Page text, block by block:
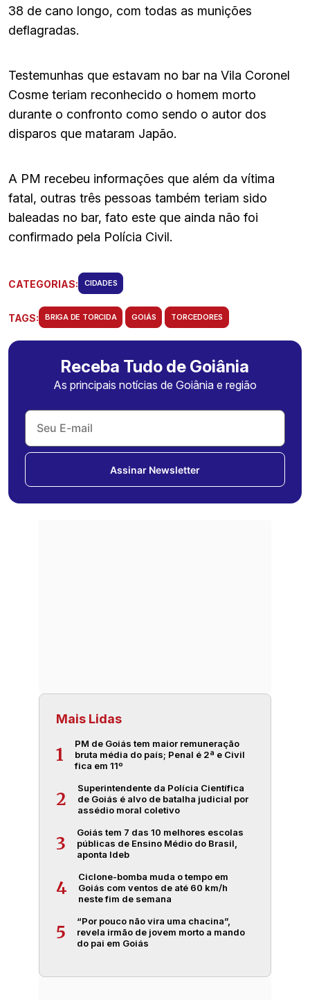
38 de cano longo, com todas as munições
deflagradas.
Testemunhas que estavam no bar na Vila Coronel
Cosme teriam reconhecido o homem morto
durante o confronto como sendo o autor dos
disparos que mataram Japão.
A PM recebeu informações que além da vítima
fatal, outras três pessoas também teriam sido
baleadas no bar, fato este que ainda não foi
confirmado pela Polícia Civil.
CATEGORIAS: CIDADES
TAGS: BRIGA DE TORCIDA GOIÁS TORCEDORES
Receba Tudo de Goiânia
As principais notícias de Goiânia e região
Assinar Newsletter
Mais Lidas
1
PM de Goiás tem maior remuneração
bruta média do país; Penal é 2ª e Civil
fica em 11º
2
Superintendente da Polícia Científica
de Goiás é alvo de batalha judicial por
assédio moral coletivo
3
Goiás tem 7 das 10 melhores escolas
públicas de Ensino Médio do Brasil,
aponta Ideb
4
Ciclone-bomba muda o tempo em
Goiás com ventos de até 60 km/h
neste fim de semana
5
“Por pouco não vira uma chacina”,
revela irmão de jovem morto a mando
do pai em Goiás